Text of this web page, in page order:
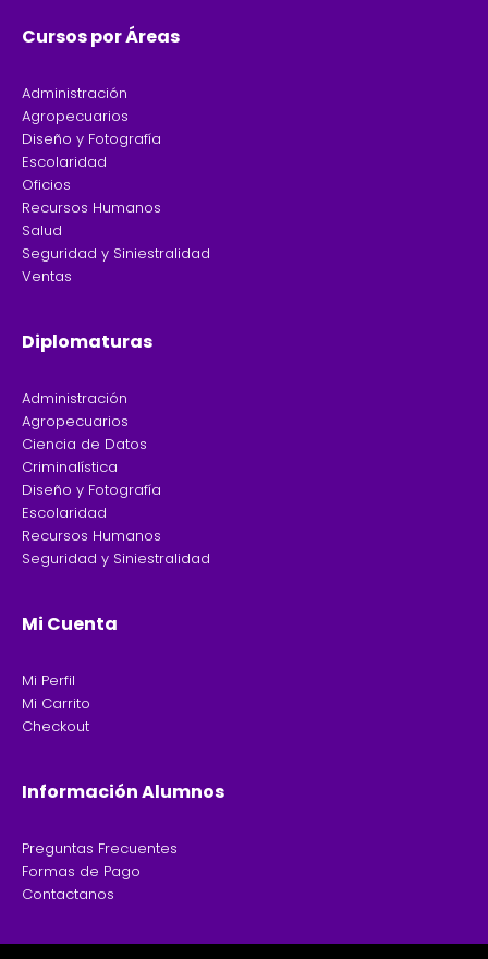
Cursos por Áreas
Administración
Agropecuarios
Diseño y Fotografía
Escolaridad
Oficios
Recursos Humanos
Salud
Seguridad y Siniestralidad
Ventas
Diplomaturas
Administración
Agropecuarios
Ciencia de Datos
Criminalística
Diseño y Fotografía
Escolaridad
Recursos Humanos
Seguridad y Siniestralidad
Mi Cuenta
Mi Perfil
Mi Carrito
Checkout
Información Alumnos
Preguntas Frecuentes
Formas de Pago
Contactanos